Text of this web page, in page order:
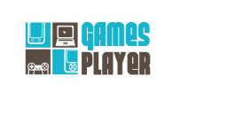
contenuto